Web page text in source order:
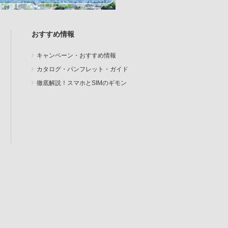
おすすめ情報
キャンペーン・おすすめ情報
カタログ・パンフレット・ガイド
徹底解説！スマホとSIMのギモン